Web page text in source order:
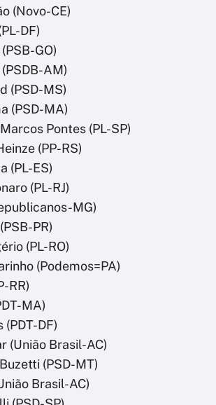
(Novo-CE)
DF)
GO)
AM)
(PSD-MS)
(PSD-MA)
Pontes (PL-SP)
(PP-RS)
(PL-ES)
(PL-RJ)
MG)
PR)
(PL-RO)
(Podemos=PA)
RR)
MA)
(PDT-DF)
(União Brasil-AC)
(PSD-MT)
Brasil-AC)